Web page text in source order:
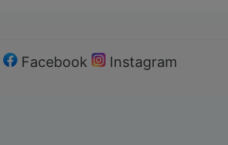
Facebook Instagram